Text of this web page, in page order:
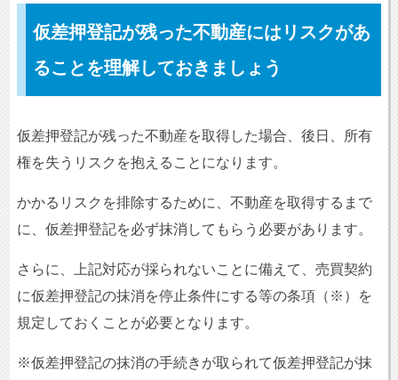
仮差押登記が残った不動産にはリスクがあ
ることを理解しておきましょう
仮差押登記が残った不動産を取得した場合、後日、所有
権を失うリスクを抱えることになります。
かかるリスクを排除するために、不動産を取得するまで
に、仮差押登記を必ず抹消してもらう必要があります。
さらに、上記対応が採られないことに備えて、売買契約
に仮差押登記の抹消を停止条件にする等の条項（※）を
規定しておくことが必要となります。
※仮差押登記の抹消の手続きが取られて仮差押登記が抹